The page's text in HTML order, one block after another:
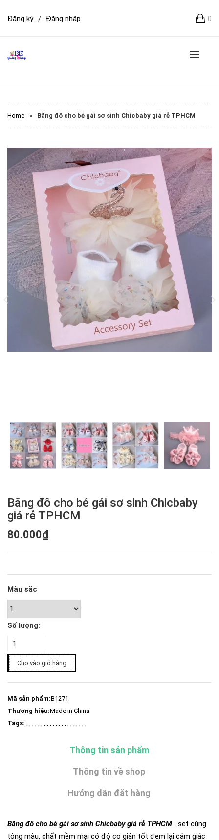
0
Đăng ký / Đăng nhập
Home » Băng đô cho bé gái sơ sinh Chicbaby giá rẻ TPHCM
Băng đô cho bé gái sơ sinh Chicbaby
giá rẻ TPHCM
80.000₫
Màu sắc
Số lượng:
Cho vào giỏ hàng
Mã sản phẩm:B1271
Thương hiệu:Made in China
Tags:
Thông tin sản phẩm
Thông tin về shop
Hướng dẫn đặt hàng
Băng đô cho bé gái sơ sinh Chicbaby giá rẻ TPHCM : set cùng
tông màu, chất mềm mại có độ co giản tốt đem lại cảm giác